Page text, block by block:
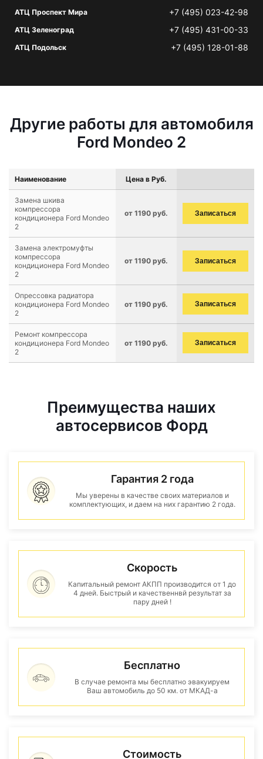
АТЦ Проспект Мира +7 (495) 023-42-98
АТЦ Зеленоград +7 (495) 431-00-33
АТЦ Подольск +7 (495) 128-01-88
Другие работы для автомобиля
Ford Mondeo 2
Наименование Цена в Руб.
Замена шкива
компрессора
кондиционера Ford Mondeo
2
от 1190 руб. Записаться
Замена электромуфты
компрессора
кондиционера Ford Mondeo
2
от 1190 руб. Записаться
Опрессовка радиатора
кондиционера Ford Mondeo
2
от 1190 руб. Записаться
Ремонт компрессора
кондиционера Ford Mondeo
2
от 1190 руб. Записаться
Преимущества наших
автосервисов Форд
Гарантия 2 года
Мы уверены в качестве своих материалов и
комплектующих, и даем на них гарантию 2 года.
Скорость
Капитальный ремонт АКПП производится от 1 до
4 дней. Быстрый и качественнвй результат за
пару дней !
Бесплатно
В случае ремонта мы бесплатно эвакуируем
Ваш автомобиль до 50 км. от МКАД-а
Стоимость